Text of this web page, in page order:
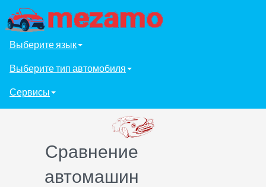
Выберите язык
Выберите тип автомобиля
Сервисы
Сравнение
автомашин